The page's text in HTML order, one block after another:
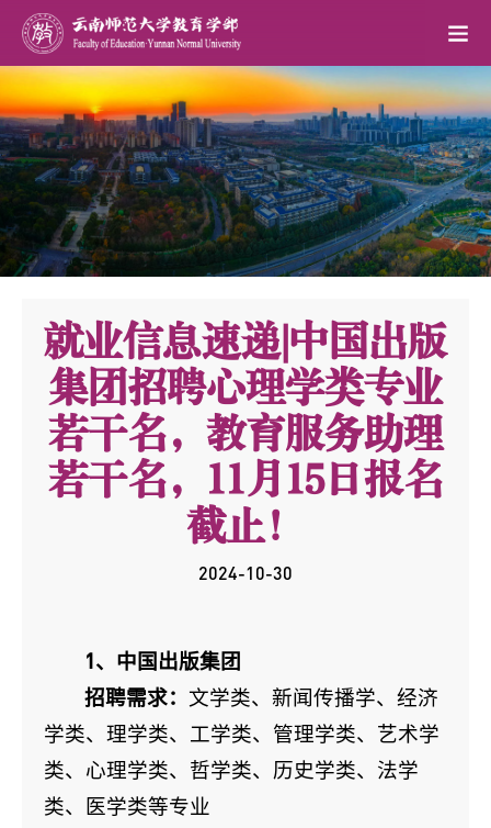
就业信息速递|中国出版
集团招聘心理学类专业
若干名，教育服务助理
若干名，11月15日报名
截止！
2024-10-30
1、中国出版集团
招聘需求： 文学类、新闻传播学、经济
学类、理学类、工学类、管理学类、艺术学
类、心理学类、哲学类、历史学类、法学
类、医学类等专业